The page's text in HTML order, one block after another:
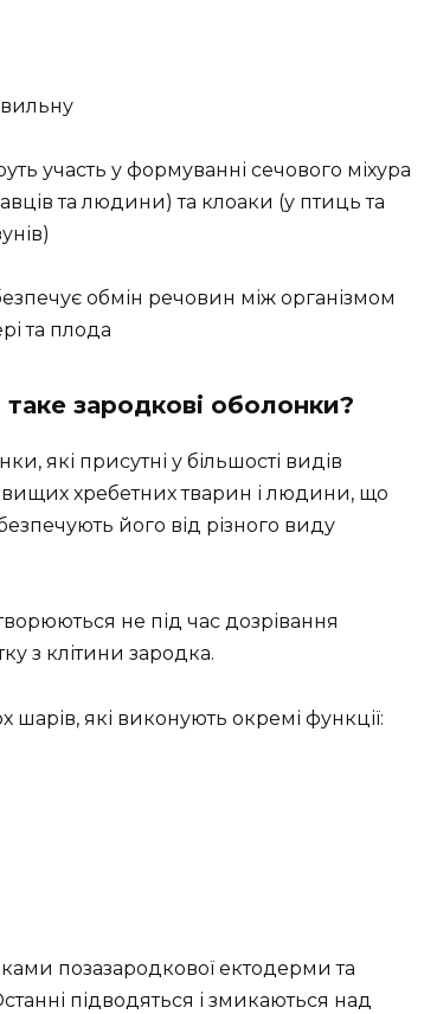
участь у формуванні сечового міхура
та людини) та клоаки (у птиць та
обмін речовин між організмом
та плода
зародкові оболонки?
які присутні у більшості видів
вищих хребетних тварин і людини, що
його від різного виду
не під час дозрівання
з клітини зародка.
шарів, які виконують окремі функції:
позазародкової ектодерми та
підводяться і змикаються над